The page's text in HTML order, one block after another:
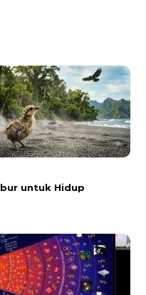
untuk Hidup